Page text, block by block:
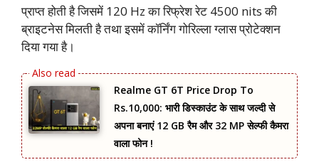
प्राप्त होती है जिसमें 120 Hz का रिफ्रेश रेट 4500 nits की
ब्राइटनेस मिलती है तथा इसमें कॉर्निंग गोरिल्ला ग्लास प्रोटेक्शन
दिया गया है।
Realme GT 6T Price Drop To
Rs.10,000: भारी डिस्काउंट के साथ जल्दी से
अपना बनाएं 12 GB रैम और 32 MP सेल्फी कैमरा
वाला फोन !